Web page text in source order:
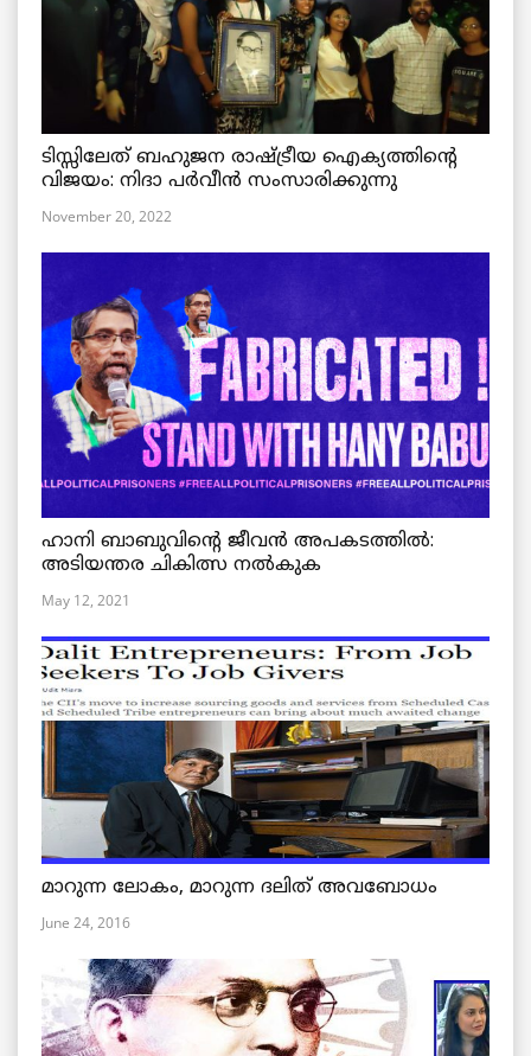
ടിസ്സിലേത് ബഹുജന രാഷ്ട്രീയ ഐക്യത്തിന്റെ
വിജയം: നിദാ പർവീൻ സംസാരിക്കുന്നു
November 20, 2022
ഹാനി ബാബുവിന്റെ ജീവൻ അപകടത്തിൽ:
അടിയന്തര ചികിത്സ നൽകുക
May 12, 2021
മാറുന്ന ലോകം, മാറുന്ന ദലിത് അവബോധം
June 24, 2016